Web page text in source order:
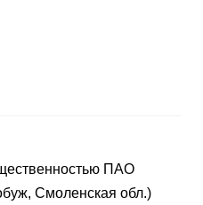
ПАО
Смоленская обл.)